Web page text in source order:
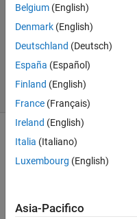
30 Gen
2025
20
Visualizzazioni
(30 giorni)
Belgium (English)
Denmark (English)
Deutschland (Deutsch)
España (Español)
Finland (English)
France (Français)
Ireland (English)
Italia (Italiano)
Luxembourg (English)
Asia-Pacifico